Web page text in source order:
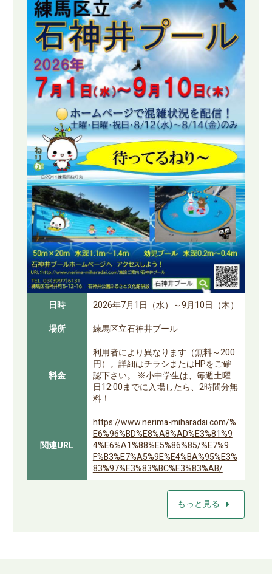
日時
2026年7月1日（水）～9月10日（木）
場所
練馬区立石神井プール
料金
利用者により異なります（無料～200
円）。詳細はチラシまたはHPをご確
認下さい。 ※小中学生は、毎週土曜
日12:00までに入場したら、2時間分無
料！
関連URL
https://www.nerima-miharadai.com/%
E6%96%BD%E8%A8%AD%E3%81%9
4%E6%A1%88%E5%86%85/%E7%9
F%B3%E7%A5%9E%E4%BA%95%E3%
83%97%E3%83%BC%E3%83%AB/
もっと見る arrow_right